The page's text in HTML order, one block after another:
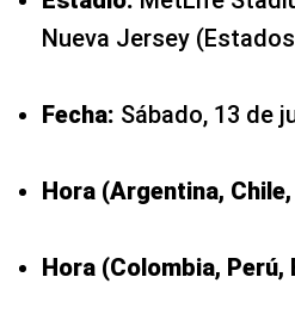
Nueva Jersey
Fecha: Sábado, 13 de
Hora (Argentina,
Hora (Colombia, Perú,